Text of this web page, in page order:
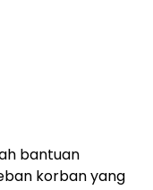
bantuan
korban yang